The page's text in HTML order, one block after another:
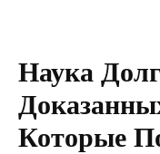
Наука
Которые